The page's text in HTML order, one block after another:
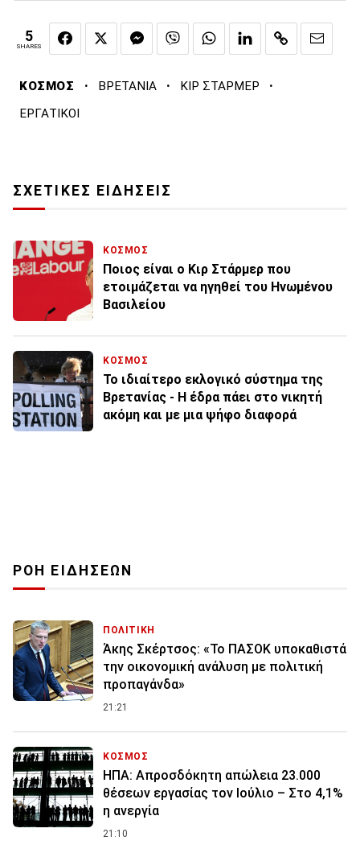
5
SHARES
ΚΟΣΜΟΣ · ΒΡΕΤΑΝΙΑ · ΚΙΡ ΣΤΑΡΜΕΡ ·
ΕΡΓΑΤΙΚΟΙ
ΣΧΕΤΙΚΕΣ ΕΙΔΗΣΕΙΣ
ΚΟΣΜΟΣ
Ποιος είναι ο Κιρ Στάρμερ που
ετοιμάζεται να ηγηθεί του Ηνωμένου
Βασιλείου
ΚΟΣΜΟΣ
Το ιδιαίτερο εκλογικό σύστημα της
Βρετανίας - Η έδρα πάει στο νικητή
ακόμη και με μια ψήφο διαφορά
ΡΟΗ ΕΙΔΗΣΕΩΝ
ΠΟΛΙΤΙΚΗ
Άκης Σκέρτσος: «Το ΠΑΣΟΚ υποκαθιστά
την οικονομική ανάλυση με πολιτική
προπαγάνδα»
21:21
ΚΟΣΜΟΣ
ΗΠΑ: Απροσδόκητη απώλεια 23.000
θέσεων εργασίας τον Ιούλιο – Στο 4,1%
η ανεργία
21:10